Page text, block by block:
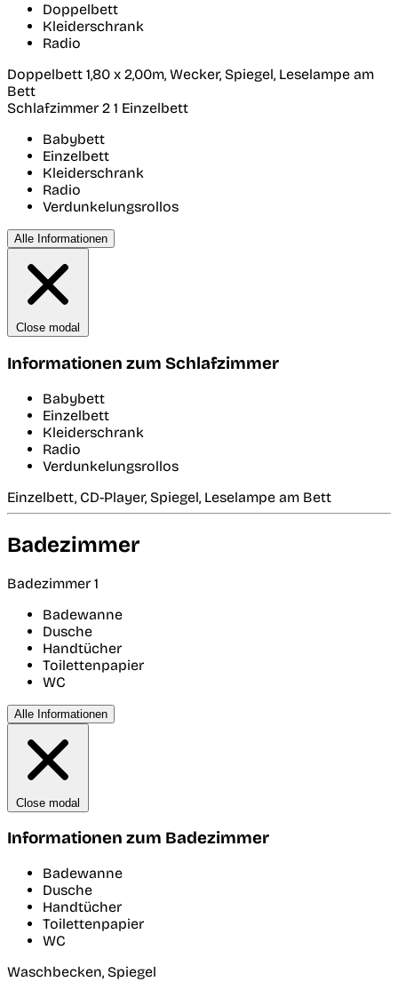
Doppelbett
Kleiderschrank
Radio
Doppelbett 1,80 x 2,00m, Wecker, Spiegel, Leselampe am
Bett
Schlafzimmer 2 1 Einzelbett
Babybett
Einzelbett
Kleiderschrank
Radio
Verdunkelungsrollos
Alle Informationen
Close modal
Informationen zum Schlafzimmer
Babybett
Einzelbett
Kleiderschrank
Radio
Verdunkelungsrollos
Einzelbett, CD-Player, Spiegel, Leselampe am Bett
Badezimmer
Badezimmer 1
Badewanne
Dusche
Handtücher
Toilettenpapier
WC
Alle Informationen
Close modal
Informationen zum Badezimmer
Badewanne
Dusche
Handtücher
Toilettenpapier
WC
Waschbecken, Spiegel